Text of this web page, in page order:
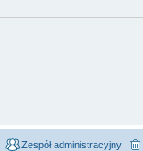
Zespół administracyjny